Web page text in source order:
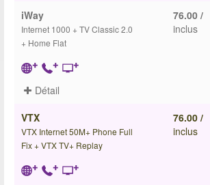
iWay
Internet 1000 + TV Classic 2.0
+ Home Flat
76.00 /
inclus
Détail
VTX
VTX Internet 50M+ Phone Full
Fix + VTX TV+ Replay
76.00 /
inclus